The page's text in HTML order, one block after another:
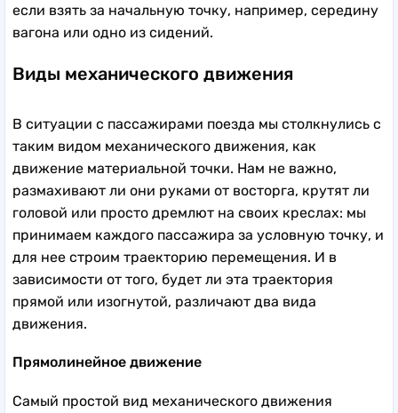
если взять за начальную точку, например, середину
вагона или одно из сидений.
Виды механического движения
В ситуации с пассажирами поезда мы столкнулись с
таким видом механического движения, как
движение материальной точки. Нам не важно,
размахивают ли они руками от восторга, крутят ли
головой или просто дремлют на своих креслах: мы
принимаем каждого пассажира за условную точку, и
для нее строим траекторию перемещения. И в
зависимости от того, будет ли эта траектория
прямой или изогнутой, различают два вида
движения.
Прямолинейное движение
Самый простой вид механического движения